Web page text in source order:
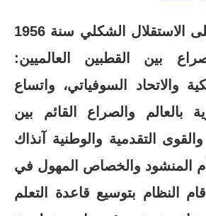
حصل المغرب على الاستقلال الشكلي سنة 1956
بين القطبين العالميين:
والاتحاد السوفياتي، واتساع
بالعالم والصراع القائم بين
التقدمية والوطنية آنذاك
المنشود والخصاص المهول في
قام النظام بتوسيع قاعدة التعلم